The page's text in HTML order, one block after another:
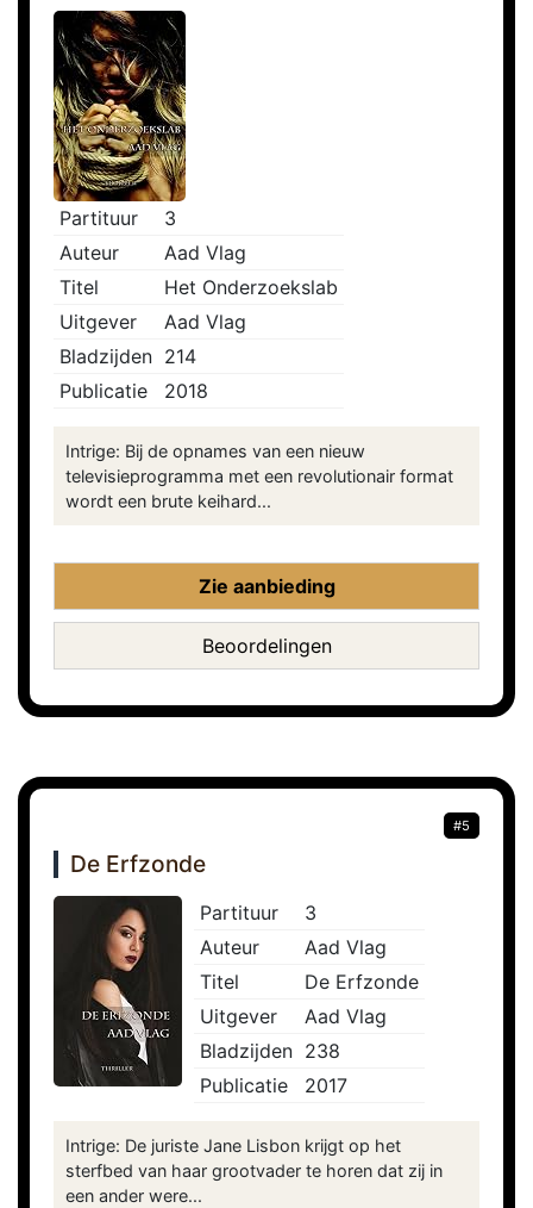
Partituur
3
Auteur
Aad Vlag
Titel
Het Onderzoekslab
Uitgever
Aad Vlag
Bladzijden 214
Publicatie
2018
Intrige: Bij de opnames van een nieuw
televisieprogramma met een revolutionair format
wordt een brute keihard...
Zie aanbieding
Beoordelingen
#5
De Erfzonde
Partituur
3
Auteur
Aad Vlag
Titel
De Erfzonde
Uitgever
Aad Vlag
Bladzijden 238
Publicatie
2017
Intrige: De juriste Jane Lisbon krijgt op het
sterfbed van haar grootvader te horen dat zij in
een ander were...